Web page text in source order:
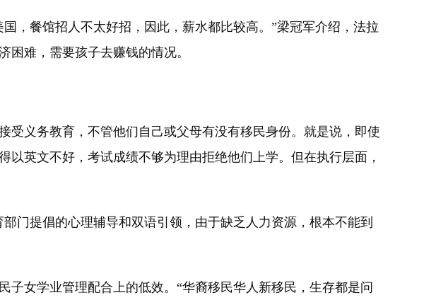
餐馆招人不太好招，因此，薪水都比较高。”梁冠军介绍，法拉
困难，需要孩子去赚钱的情况。
义务教育，不管他们自己或父母有没有移民身份。就是说，即使
英文不好，考试成绩不够为理由拒绝他们上学。但在执行层面，
提倡的心理辅导和双语引领，由于缺乏人力资源，根本不能到
女学业管理配合上的低效。“华裔移民华人新移民，生存都是问